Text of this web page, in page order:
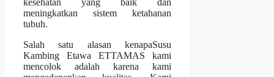
meningkatkan sistem ketahanan
tubuh.
Salah satu alasan kenapaSusu
Kambing Etawa ETTAMAS kami
mencolok adalah karena kami